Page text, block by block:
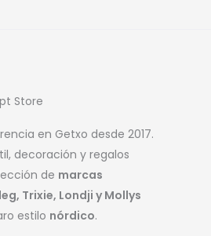
Store
en Getxo desde 2017.
decoración y regalos
de marcas
Trixie, Londji y Mollys
estilo nórdico.